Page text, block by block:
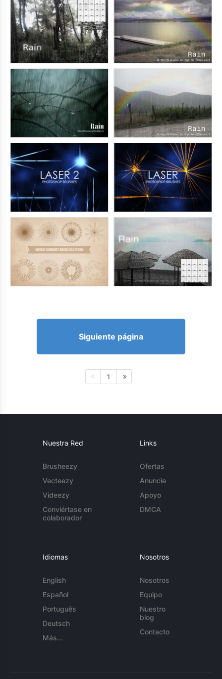
Siguiente página
1
Nuestra Red
Brusheezy
Vecteezy
Videezy
Conviértase en
colaborador
Links
Ofertas
Anuncie
Apoyo
DMCA
Idiomas
English
Español
Português
Deutsch
Más...
Nosotros
Nosotros
Equipo
Nuestro
blog
Contacto